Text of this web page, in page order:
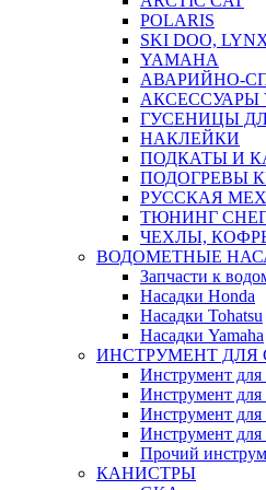
POLARIS
SKI DOO,
YAMAHA
АВАРИЙНО-
АКСЕССУАРЫ
ГУСЕНИЦЫ
НАКЛЕЙКИ
ПОДКАТЫ И
ПОДОГРЕВЫ
РУССКАЯ
ТЮНИНГ
ЧЕХЛЫ,
ВОДОМЕТНЫЕ
Запчасти к
Насадки Honda
Насадки Tohatsu
Насадки Yamaha
ИНСТРУМЕНТ ДЛЯ
Инструмент
Инструмент для
Инструмент для
Инструмент для
Прочий
КАНИСТРЫ